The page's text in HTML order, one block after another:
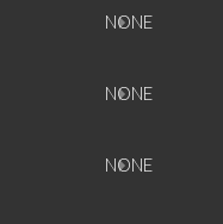
NONE
NONE
NONE